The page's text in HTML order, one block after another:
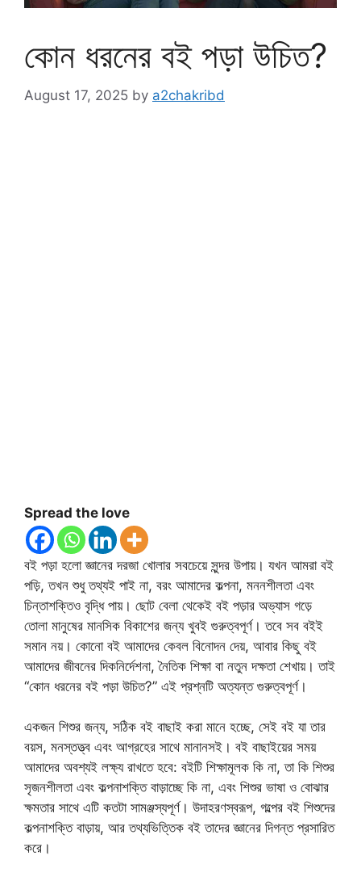
কোন ধরনের বই পড়া উচিত?
August 17, 2025 by a2chakribd
Spread the love
বই পড়া হলো জ্ঞানের দরজা খোলার সবচেয়ে সুন্দর উপায়। যখন আমরা বই
পড়ি, তখন শুধু তথ্যই পাই না, বরং আমাদের কল্পনা, মননশীলতা এবং
চিন্তাশক্তিও বৃদ্ধি পায়। ছোট বেলা থেকেই বই পড়ার অভ্যাস গড়ে
তোলা মানুষের মানসিক বিকাশের জন্য খুবই গুরুত্বপূর্ণ। তবে সব বইই
সমান নয়। কোনো বই আমাদের কেবল বিনোদন দেয়, আবার কিছু বই
আমাদের জীবনের দিকনির্দেশনা, নৈতিক শিক্ষা বা নতুন দক্ষতা শেখায়। তাই
“কোন ধরনের বই পড়া উচিত?” এই প্রশ্নটি অত্যন্ত গুরুত্বপূর্ণ।
একজন শিশুর জন্য, সঠিক বই বাছাই করা মানে হচ্ছে, সেই বই যা তার
বয়স, মনস্তত্ত্ব এবং আগ্রহের সাথে মানানসই। বই বাছাইয়ের সময়
আমাদের অবশ্যই লক্ষ্য রাখতে হবে: বইটি শিক্ষামূলক কি না, তা কি শিশুর
সৃজনশীলতা এবং কল্পনাশক্তি বাড়াচ্ছে কি না, এবং শিশুর ভাষা ও বোঝার
ক্ষমতার সাথে এটি কতটা সামঞ্জস্যপূর্ণ। উদাহরণস্বরূপ, গল্পের বই শিশুদের
কল্পনাশক্তি বাড়ায়, আর তথ্যভিত্তিক বই তাদের জ্ঞানের দিগন্ত প্রসারিত
করে।